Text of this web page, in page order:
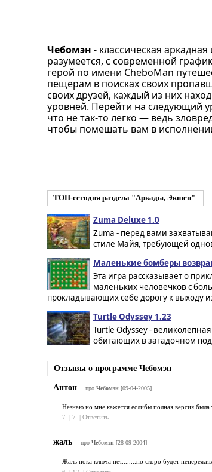
Чебомэн - классическая
разумеется, с современной
герой по имени CheboMan
пещерам в поисках своих
своих друзей, каждый из них
уровней. Перейти на следующий
что не так-то легко — ведь
чтобы помешать вам в
ТОП-сегодня раздела "Аркады, Экшен"
Zuma Deluxe 1.0
Zuma - перед вами
стиле Майя, требующей
Маленькие бомберы
Эта игра рассказывает о
маленьких человечков с
прокладывающих себе дорогу к выходу
Turtle Odyssey 1.23
Turtle Odyssey -
обитающих в загадочном
Отзывы о программе Чебомэн
Антон
про Чебомэн [09-04-2005]
Незнаю но мне кажется еслибы полная версия была
7
7 Ответить
жаль про Чебомэн [28-09-2004]
Жаль пока ключа нет........но скоро будет